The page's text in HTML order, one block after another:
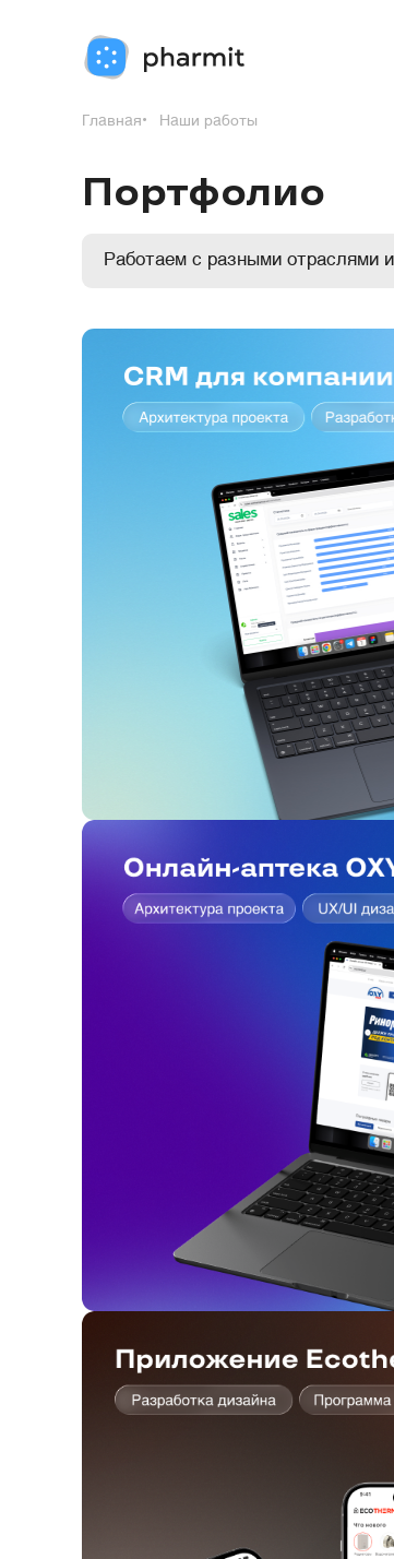
Главная Наши работы
Портфолио
Работаем с разными отраслями